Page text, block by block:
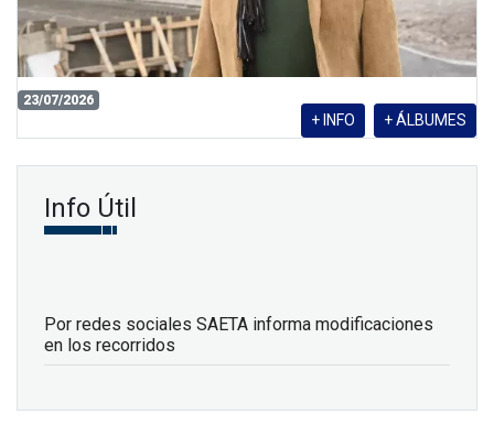
23/07/2026
+ ÁLBUMES
+ INFO
Info Útil
Por redes sociales SAETA informa modificaciones
en los recorridos